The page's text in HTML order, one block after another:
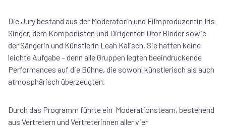
Die Jury bestand aus der Moderatorin und Filmproduzentin Iris
Singer, dem Komponisten und Dirigenten Dror Binder sowie
der Sängerin und Künstlerin Leah Kalisch. Sie hatten keine
leichte Aufgabe – denn alle Gruppen legten beeindruckende
Performances auf die Bühne, die sowohl künstlerisch als auch
atmosphärisch überzeugten.
Durch das Programm führte ein Moderationsteam, bestehend
aus Vertretern und Vertreterinnen aller vier